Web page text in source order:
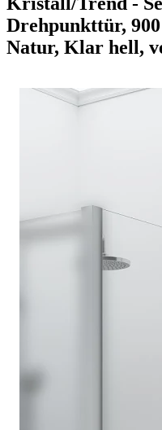
Drehpunkttür,
Natur, Klar hell,